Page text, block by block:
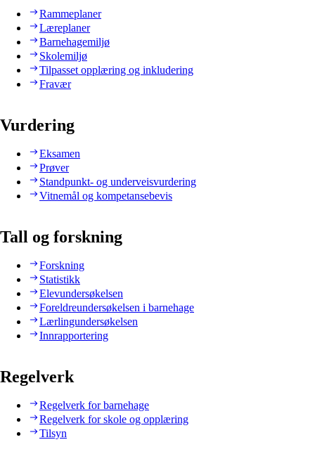
Rammeplaner
Læreplaner
Barnehagemiljø
Skolemiljø
Tilpasset opplæring og inkludering
Fravær
Vurdering
Eksamen
Prøver
Standpunkt- og underveisvurdering
Vitnemål og kompetansebevis
Tall og forskning
Forskning
Statistikk
Elevundersøkelsen
Foreldreundersøkelsen i barnehage
Lærlingundersøkelsen
Innrapportering
Regelverk
Regelverk for barnehage
Regelverk for skole og opplæring
Tilsyn